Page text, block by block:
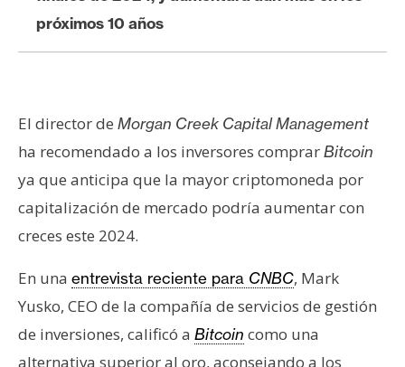
A
s
i
s
N
t
a
s
próximos 10 años
El director de Morgan Creek Capital Management
ha recomendado a los inversores comprarBitcoin
ya que anticipa que la mayor criptomoneda por
capitalización de mercado podría aumentar con
creces este 2024.
En una entrevista reciente para CNBC, Mark
Yusko, CEO de la compañía de servicios de gestión
de inversiones, calificó a Bitcoin como una
alternativa superior al oro, aconsejando a los